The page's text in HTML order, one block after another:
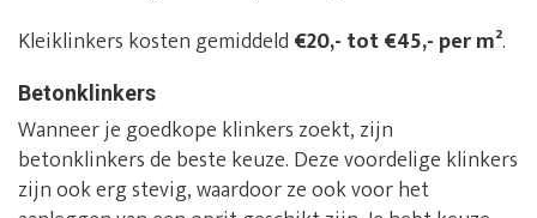
Kleiklinkers kosten gemiddeld €20,- tot €45,- per m².
Betonklinkers
Wanneer je goedkope klinkers zoekt, zijn
betonklinkers de beste keuze. Deze voordelige klinkers
zijn ook erg stevig, waardoor ze ook voor het